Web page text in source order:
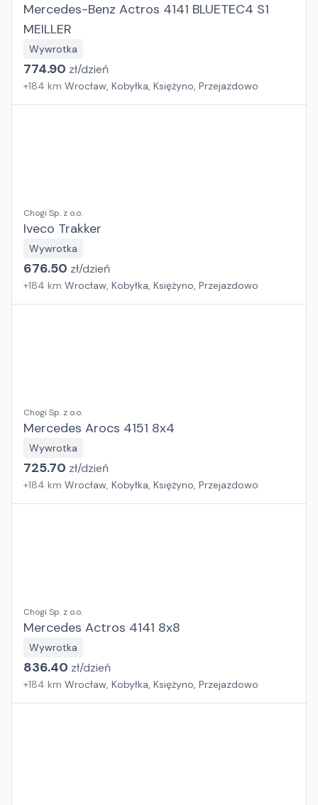
Mercedes-Benz Actros 4141 BLUETEC4 S1
MEILLER
Wywrotka
774.90 zł/dzień
+184 km Wrocław, Kobyłka, Księżyno, Przejazdowo
Chogi Sp. z o.o.
Iveco Trakker
Wywrotka
676.50 zł/dzień
+184 km Wrocław, Kobyłka, Księżyno, Przejazdowo
Chogi Sp. z o.o.
Mercedes Arocs 4151 8x4
Wywrotka
725.70 zł/dzień
+184 km Wrocław, Kobyłka, Księżyno, Przejazdowo
Chogi Sp. z o.o.
Mercedes Actros 4141 8x8
Wywrotka
836.40 zł/dzień
+184 km Wrocław, Kobyłka, Księżyno, Przejazdowo